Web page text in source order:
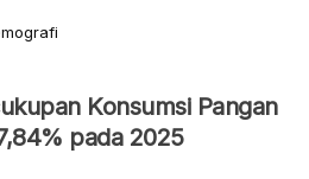
Konsumsi Pangan
pada 2025